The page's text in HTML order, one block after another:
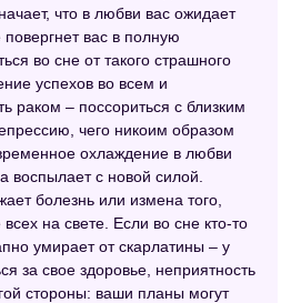
что в любви вас ожидает
вас в полную
во сне от такого страшного
успехов во всем и
раком – поссориться с близким
чего никоим образом
охлаждение в любви
воспылает с новой силой.
болезнь или измена того,
на свете. Если во сне кто-то
умирает от скарлатины – у
за свое здоровье, неприятность
стороны: ваши планы могут